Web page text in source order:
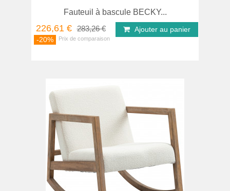
Fauteuil à bascule BECKY...
226,61 € 283,26 €
-20%
Ajouter au panier